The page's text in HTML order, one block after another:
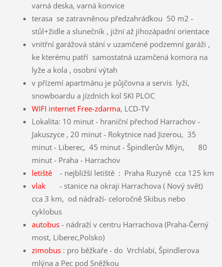
varná deska, varná konvice
terasa se zatravněnou předzahrádkou 50 m2 -
stůl+židle a slunečník , jižní až jihozápadní orientace
vnitřní garážová stání v uzamčené podzemní garáži ,
ke kterému patří samostatná uzamčená komora na
lyže a kola , osobní výtah
v přízemí apartmánu je půjčovna a servis lyží,
snowboardu a jízdních kol SKI PLOC
WIFI internet Free-zdarma, LCD-TV
Lokalita: 10 minut - hraniční přechod Harrachov -
Jakuszyce , 20 minut - Rokytnice nad Jizerou, 35
minut - Liberec, 45 minut - Špindlerův Mlýn, 80
minut - Praha - Harrachov
letiště - nejbližší letiště : Praha Ruzyně cca 125 km
vlak
- stanice na okraji Harrachova ( Nový svět)
cca 3 km, od nádraží- celoročně Skibus nebo
cyklobus
autobus - nádraží v centru Harrachova (Praha-Černý
most, Liberec,Polsko)
zimobus: pro běžkaře - do Vrchlabí, Špindlerova
mlýna a Pec pod Sněžkou